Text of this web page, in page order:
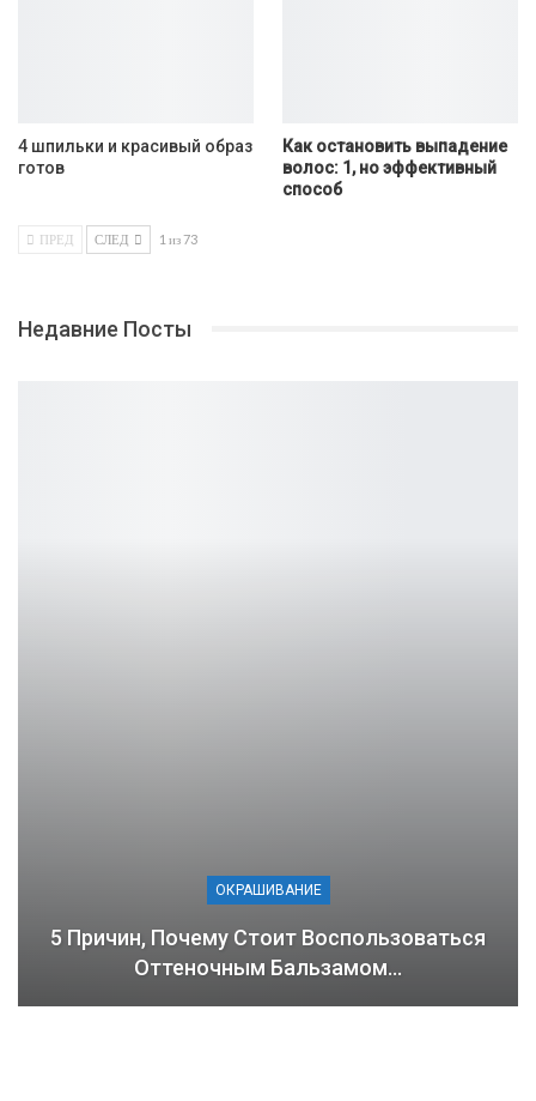
4 шпильки и красивый образ
готов
Как остановить выпадение
волос: 1, но эффективный
способ
ПРЕД СЛЕД 1 из 73
Недавние Посты
ОКРАШИВАНИЕ
5 Причин, Почему Стоит Воспользоваться
Оттеночным Бальзамом…